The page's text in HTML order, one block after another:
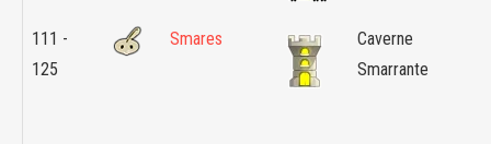
111 -
125
Smares
Caverne
Smarrante